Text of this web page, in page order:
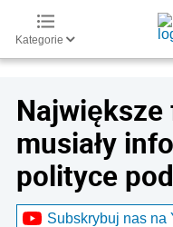
Kategorie
musiały
polityce
Subskrybuj nas na